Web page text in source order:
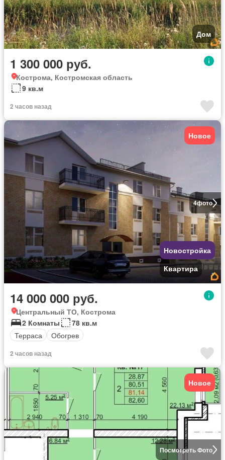
Дом
1 300 000 руб.
Кострома, Костромская область
9 кв.м
2 часов назад
4фото
Новое
Новостройка
Квартира
14 000 000 руб.
Центральный ТО, Кострома
2 Комнаты
78 кв.м
Терраса
Обогрев
2 часов назад
Посмотреть Фото
Новое